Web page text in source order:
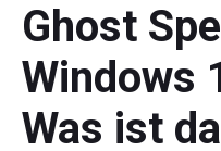
Ghost
Windows
Was ist